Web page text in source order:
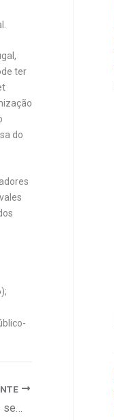
ter
do
everis Portugal apoia organizações sem fins lucrativos na transição digital